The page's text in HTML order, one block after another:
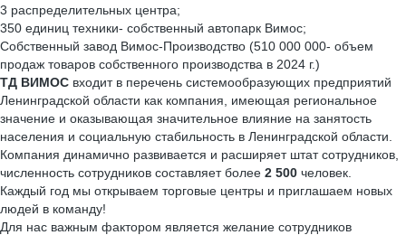
3 распределительных центра;
350 единиц техники- собственный автопарк Вимос;
Собственный завод Вимос-Производство (510 000 000- объем
продаж товаров собственного производства в 2024 г.)
ТД ВИМОС входит в перечень системообразующих предприятий
Ленинградской области как компания, имеющая региональное
значение и оказывающая значительное влияние на занятость
населения и социальную стабильность в Ленинградской области.
Компания динамично развивается и расширяет штат сотрудников,
численность сотрудников составляет более 2 500 человек.
Каждый год мы открываем торговые центры и приглашаем новых
людей в команду!
Для нас важным фактором является желание сотрудников